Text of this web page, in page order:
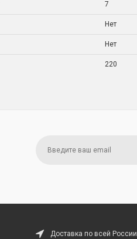
7
Нет
Нет
220
Доставка по всей России